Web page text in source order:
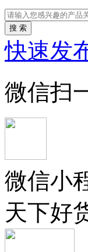
搜 索
快速发
微信扫
微信小
天下好